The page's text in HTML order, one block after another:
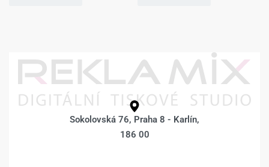
Sokolovská 76, Praha 8 - Karlín,
186 00